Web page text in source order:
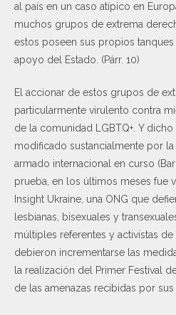
al país en un caso atípico en
muchos grupos de extrema
estos poseen sus propios
apoyo del Estado. (Párr. 10)
El accionar de estos grupos de
particularmente virulento contra
de la comunidad LGBTQ+. Y
modificado sustancialmente por
armado internacional en curso
prueba, en los últimos meses fue
Insight Ukraine, una ONG que
lesbianas, bisexuales y
múltiples referentes y activistas
debieron incrementarse las
la realización del Primer Festival
de las amenazas recibidas por